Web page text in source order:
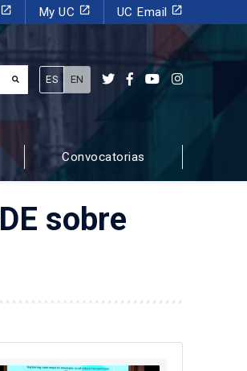
launch My UC launch UC Email launch
ES EN
Convocatorias
sobre